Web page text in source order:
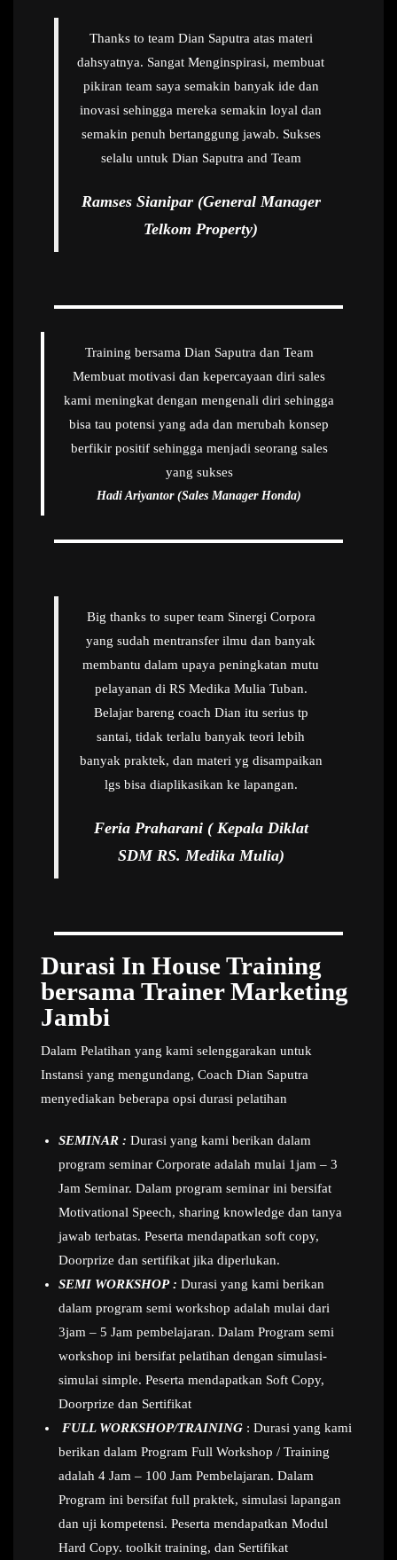
Thanks to team Dian Saputra atas materi
dahsyatnya. Sangat Menginspirasi, membuat
pikiran team saya semakin banyak ide dan
inovasi sehingga mereka semakin loyal dan
semakin penuh bertanggung jawab. Sukses
selalu untuk Dian Saputra and Team
Ramses Sianipar (General Manager
Telkom Property)
Training bersama Dian Saputra dan Team
Membuat motivasi dan kepercayaan diri sales
kami meningkat dengan mengenali diri sehingga
bisa tau potensi yang ada dan merubah konsep
berfikir positif sehingga menjadi seorang sales
yang sukses
Hadi Ariyantor (Sales Manager Honda)
Big thanks to super team Sinergi Corpora
yang sudah mentransfer ilmu dan banyak
membantu dalam upaya peningkatan mutu
pelayanan di RS Medika Mulia Tuban.
Belajar bareng coach Dian itu serius tp
santai, tidak terlalu banyak teori lebih
banyak praktek, dan materi yg disampaikan
lgs bisa diaplikasikan ke lapangan.
Feria Praharani ( Kepala Diklat
SDM RS. Medika Mulia)
Durasi In House Training
bersama Trainer Marketing
Jambi
Dalam Pelatihan yang kami selenggarakan untuk
Instansi yang mengundang, Coach Dian Saputra
menyediakan beberapa opsi durasi pelatihan
SEMINAR : Durasi yang kami berikan dalam
program seminar Corporate adalah mulai 1jam – 3
Jam Seminar. Dalam program seminar ini bersifat
Motivational Speech, sharing knowledge dan tanya
jawab terbatas. Peserta mendapatkan soft copy,
Doorprize dan sertifikat jika diperlukan.
SEMI WORKSHOP : Durasi yang kami berikan
dalam program semi workshop adalah mulai dari
3jam – 5 Jam pembelajaran. Dalam Program semi
workshop ini bersifat pelatihan dengan simulasi-
simulai simple. Peserta mendapatkan Soft Copy,
Doorprize dan Sertifikat
FULL WORKSHOP/TRAINING : Durasi yang kami
berikan dalam Program Full Workshop / Training
adalah 4 Jam – 100 Jam Pembelajaran. Dalam
Program ini bersifat full praktek, simulasi lapangan
dan uji kompetensi. Peserta mendapatkan Modul
Hard Copy. toolkit training, dan Sertifikat